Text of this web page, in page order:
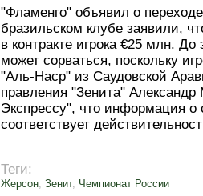
"Фламенго" объявил о
бразильском клубе заявили,
в контракте игрока €25 млн.
может сорваться, поскольку
"Аль-Наср" из Саудовской
правления "Зенита"
Экспрессу", что информация о
соответствует
Теги:
Жерсон, Зенит, Чемпионат России